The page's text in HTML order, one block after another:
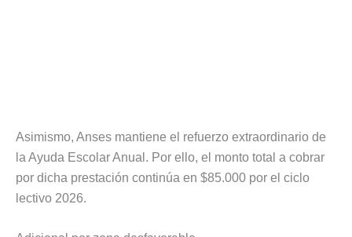
Asimismo, Anses mantiene el refuerzo extraordinario de
la Ayuda Escolar Anual. Por ello, el monto total a cobrar
por dicha prestación continúa en $85.000 por el ciclo
lectivo 2026.